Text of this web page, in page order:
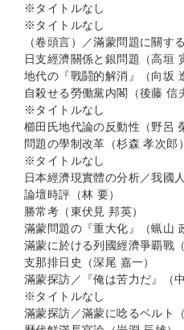
※タイトルなし
※タイトルなし
（卷頭言）／滿蒙問題に關す
日支經濟關係と銀問題（高垣
地代の『戰鬪的解消』（向坂
自殺せる勞働黨内閣（後藤 信
※タイトルなし
櫛田氏地代論の反動性（野呂
問題の學制改革（杉森 孝次郎）
※タイトルなし
日本經濟現實體の分析／我國
論壇時評（林 要）
勝常考（東伏見 邦英）
滿蒙問題の『重大化』（蝋山
滿蒙に於ける列國經濟爭覇戰
支那排日史（深尾 嘉一）
滿蒙探訪／『俺は苦力だ』（
※タイトルなし
滿蒙探訪／滿蒙に唸るベルト